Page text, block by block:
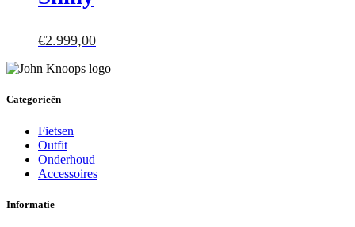
€2.999,00
Categorieën
Fietsen
Outfit
Onderhoud
Accessoires
Informatie